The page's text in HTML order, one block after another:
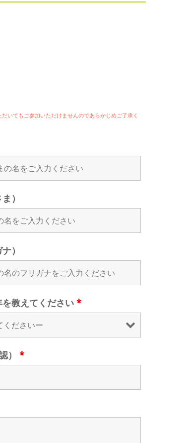
いてもご参加いただけませんのであらかじめご了承く
）
）
を教えてください*
）*